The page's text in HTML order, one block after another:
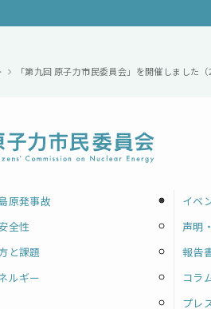
「第九回 原子力市民委員会」を開催しました（
原発事故
全性
と課題
ルギー
イベ
声明
報告
コラ
プレ